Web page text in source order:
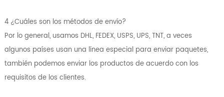
4 ¿Cuáles son los métodos de envío?
Por lo general, usamos DHL, FEDEX, USPS, UPS, TNT, a veces
algunos países usan una línea especial para enviar paquetes,
también podemos enviar los productos de acuerdo con los
requisitos de los clientes.